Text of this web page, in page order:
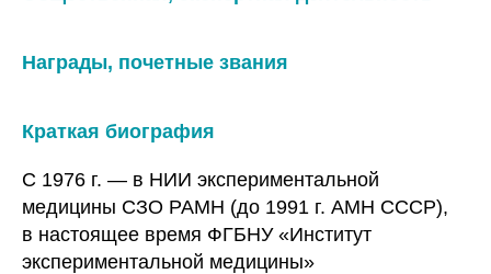
Награды, почетные звания
Краткая биография
С 1976 г. — в НИИ экспериментальной
медицины СЗО РАМН (до 1991 г. АМН СССР),
в настоящее время ФГБНУ «Институт
экспериментальной медицины»